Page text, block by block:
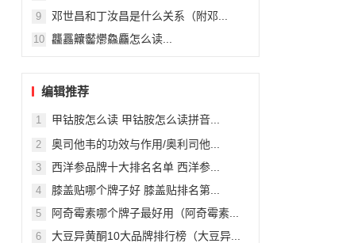
9 邓世昌和丁汝昌是什么关系（附邓...
10 龘靐齉齾爩鱻麤怎么读...
编辑推荐
1 甲钴胺怎么读 甲钴胺怎么读拼音...
2 奥司他韦的功效与作用/奥利司他...
3 西洋参品牌十大排名名单 西洋参...
4 膝盖贴哪个牌子好 膝盖贴排名第...
5 阿奇霉素哪个牌子最好用（阿奇霉素...
6 大豆异黄酮10大品牌排行榜（大豆异...